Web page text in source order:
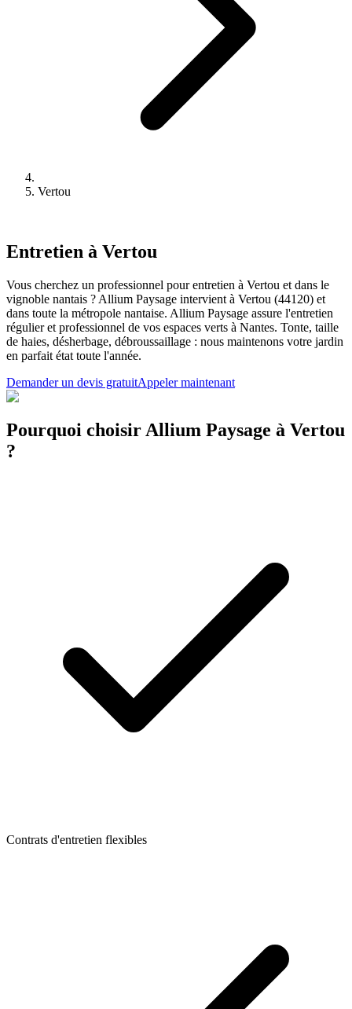
Vertou
Entretien à Vertou
Vous cherchez un professionnel pour entretien à Vertou et dans le
vignoble nantais ? Allium Paysage intervient à Vertou (44120) et
dans toute la métropole nantaise. Allium Paysage assure l'entretien
régulier et professionnel de vos espaces verts à Nantes. Tonte, taille
de haies, désherbage, débroussaillage : nous maintenons votre jardin
en parfait état toute l'année.
Demander un devis gratuitAppeler maintenant
Pourquoi choisir Allium Paysage à Vertou
?
Contrats d'entretien flexibles